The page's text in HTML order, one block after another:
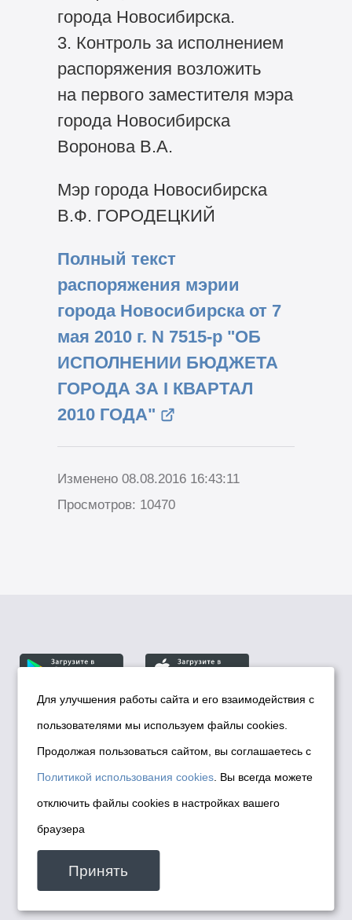
города Новосибирска.
3. Контроль за исполнением
распоряжения возложить
на первого заместителя мэра
города Новосибирска
Воронова В.А.
Мэр города Новосибирска
В.Ф. ГОРОДЕЦКИЙ
Полный текст
распоряжения мэрии
города Новосибирска от 7
мая 2010 г. N 7515-р "ОБ
ИСПОЛНЕНИИ БЮДЖЕТА
ГОРОДА ЗА I КВАРТАЛ
2010 ГОДА"
Изменено 08.08.2016 16:43:11
Просмотров: 10470
© Департамент информационной политики мэрии
города Новосибирска, 2026
Политика использования Cookies
Политика по обработке персональных
данных в информационных системах
мэрии города Новосибирска
Техническая поддержка сайта -
malinchukvl@mail.ru
Для улучшения работы сайта и его взаимодействия с
пользователями мы используем файлы cookies.
Продолжая пользоваться сайтом, вы соглашаетесь с
Политикой использования cookies . Вы всегда можете
отключить файлы cookies в настройках вашего
браузера
Принять